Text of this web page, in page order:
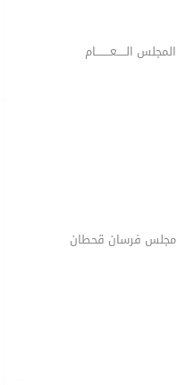
المجلس الـــــعــــــــام
مجلس فرسان قحطان